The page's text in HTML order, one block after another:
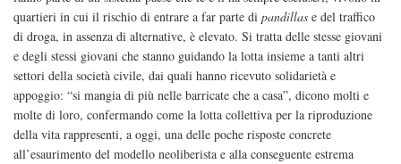
quartieri in cui il rischio di entrare a far parte di pandillas e del traffico
di droga, in assenza di alternative, è elevato. Si tratta delle stesse giovani
e degli stessi giovani che stanno guidando la lotta insieme a tanti altri
settori della società civile, dai quali hanno ricevuto solidarietà e
appoggio: “si mangia di più nelle barricate che a casa”, dicono molti e
molte di loro, confermando come la lotta collettiva per la riproduzione
della vita rappresenti, a oggi, una delle poche risposte concrete
all’esaurimento del modello neoliberista e alla conseguente estrema